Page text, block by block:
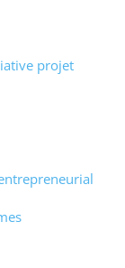
projet